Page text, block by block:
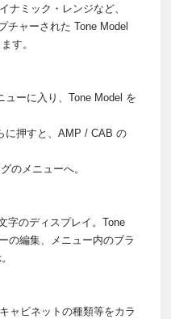
ナミック・レンジなど、
チャーされた Tone Model
す。
ーに入り、Tone Model を
に押すと、AMP / CAB の
のメニューへ。
字のディスプレイ。Tone
の編集、メニュー内のブラ
ャビネットの種類等をカラ